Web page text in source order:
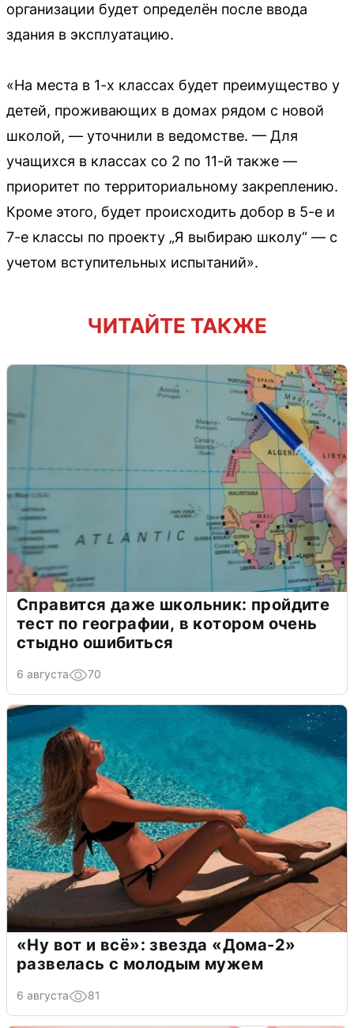
организации будет определён после ввода
здания в эксплуатацию.
«На места в 1-х классах будет преимущество у
детей, проживающих в домах рядом с новой
школой, — уточнили в ведомстве. — Для
учащихся в классах со 2 по 11-й также —
приоритет по территориальному закреплению.
Кроме этого, будет происходить добор в 5-е и
7-е классы по проекту „Я выбираю школу“ — с
учетом вступительных испытаний».
ЧИТАЙТЕ ТАКЖЕ
Справится даже школьник: пройдите
тест по географии, в котором очень
стыдно ошибиться
6 августа 70
«Ну вот и всё»: звезда «Дома-2»
развелась с молодым мужем
6 августа 81